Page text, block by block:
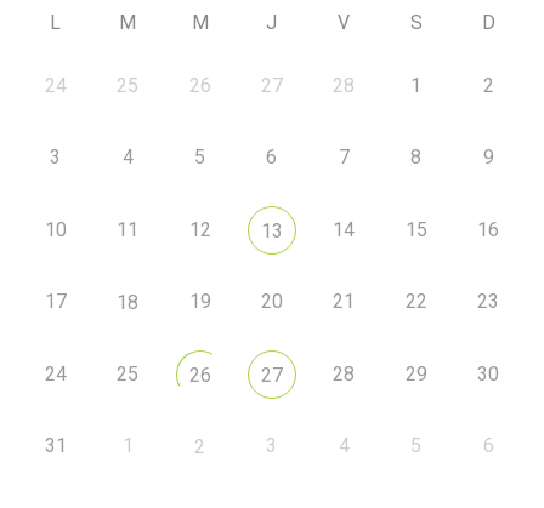
L M M J V S D
24 25 26 27 28 1 2
3 4 5 6 7 8 9
10 11 12 13 14 15 16
17 18 19 20 21 22 23
24 25 26 27 28 29 30
31 1 2 3 4 5 6